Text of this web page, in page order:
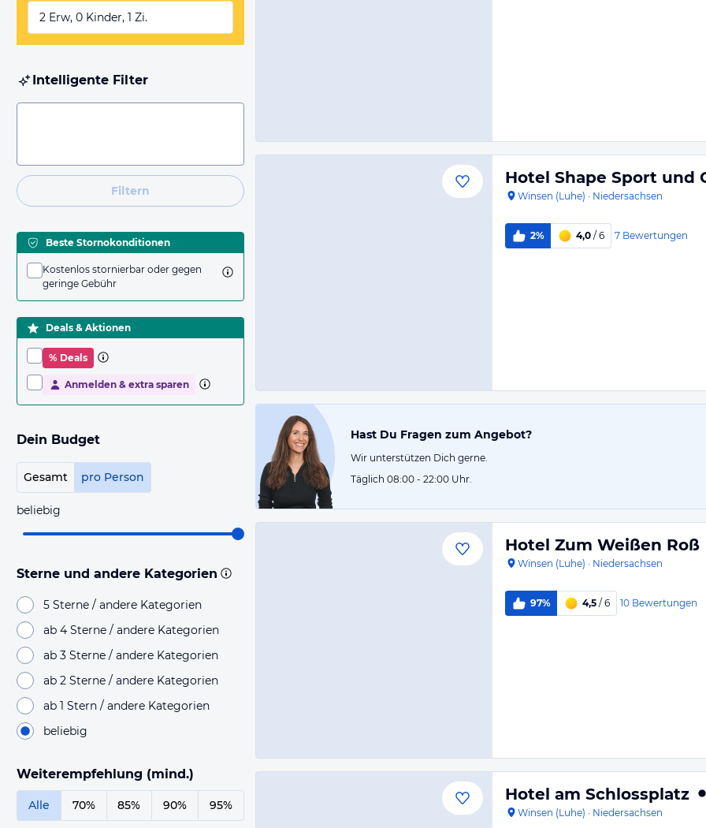
2 Erw, 0 Kinder, 1 Zi.
Intelligente Filter
Filtern
Beste Stornokonditionen
Kostenlos stornierbar oder gegen
geringe Gebühr
Deals & Aktionen
% Deals
Anmelden & extra sparen
Dein Budget
Gesamt pro Person
beliebig
Sterne und andere Kategorien
5 Sterne / andere Kategorien
ab 4 Sterne / andere Kategorien
ab 3 Sterne / andere Kategorien
ab 2 Sterne / andere Kategorien
ab 1 Stern / andere Kategorien
beliebig
Weiterempfehlung (mind.)
Alle 70% 85% 90% 95%
Hotel Shape Sport und
Winsen (Luhe) · Niedersachsen
2% 4,0 / 6 7 Bewertungen
Hast Du Fragen zum Angebot?
Wir unterstützen Dich gerne.
Täglich 08:00 - 22:00 Uhr.
Hotel Zum Weißen Roß
Winsen (Luhe) · Niedersachsen
97% 4,5 / 6 10 Bewertungen
Hotel am Schlossplatz
Winsen (Luhe) · Niedersachsen